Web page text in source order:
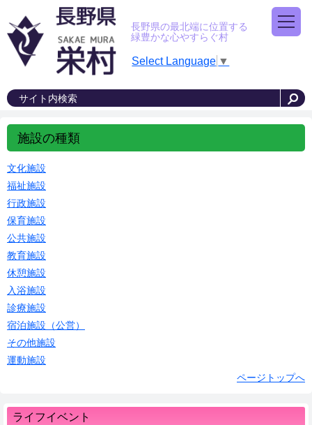
長野県の最北端に位置する
緑豊かな心やすらぐ村
Select Language ▼
施設の種類
文化施設
福祉施設
行政施設
保育施設
公共施設
教育施設
休憩施設
入浴施設
診療施設
宿泊施設（公営）
その他施設
運動施設
ページトップへ
ライフイベント